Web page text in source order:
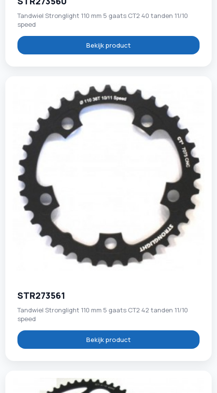
Tandwiel Stronglight 110 mm 5 gaats CT2 40 tanden 11/10
speed
Bekijk product
STR273561
Tandwiel Stronglight 110 mm 5 gaats CT2 42 tanden 11/10
speed
Bekijk product